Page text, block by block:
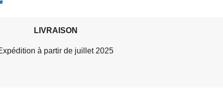
LIVRAISON
à partir de juillet 2025